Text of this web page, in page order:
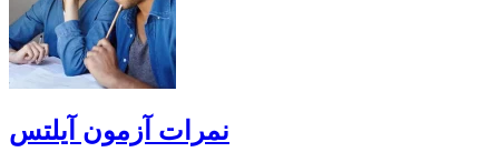
نمرات آزمون آیلتس